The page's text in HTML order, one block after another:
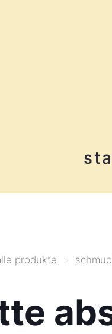
produkte >